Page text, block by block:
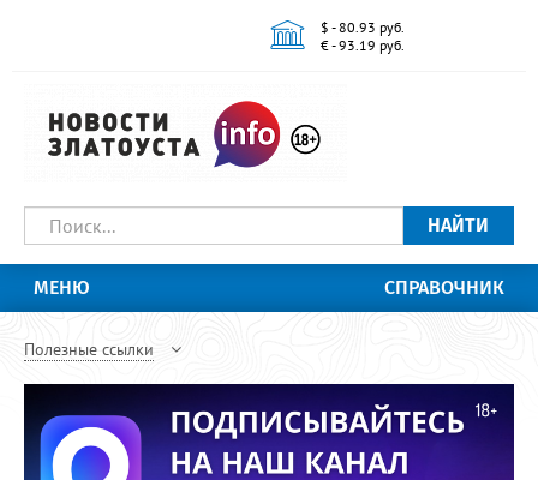
$ - 80.93 руб.
€ - 93.19 руб.
НАЙТИ
МЕНЮ СПРАВОЧНИК
Полезные ссылки